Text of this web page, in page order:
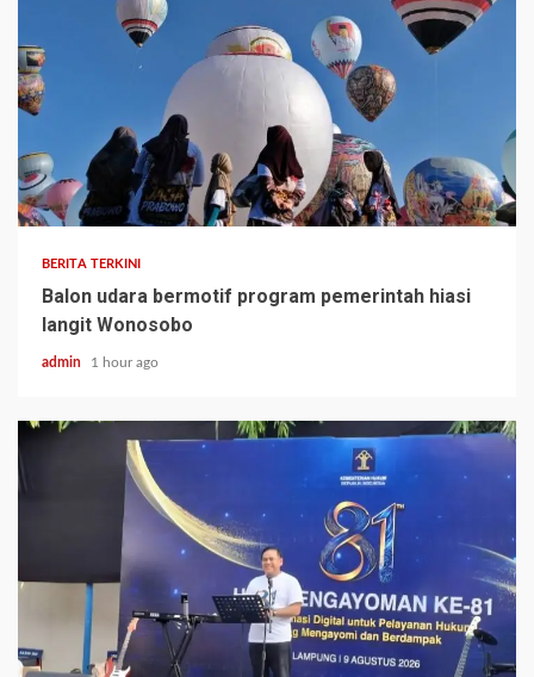
BERITA TERKINI
Balon udara bermotif program pemerintah hiasi
langit Wonosobo
admin 1 hour ago